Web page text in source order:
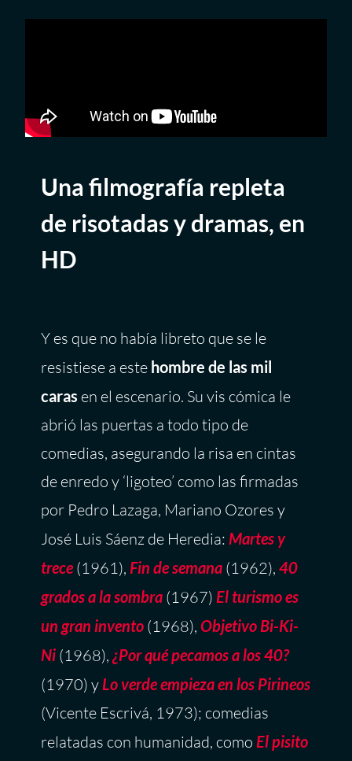
Una filmografía repleta
de risotadas y dramas, en
HD
Y es que no había libreto que se le
resistiese a este hombre de las mil
carasen el escenario. Su vis cómica le
abrió las puertas a todo tipo de
comedias, asegurando la risa en cintas
de enredo y ‘ligoteo’ como las firmadas
por Pedro Lazaga, Mariano Ozores y
José Luis Sáenz de Heredia:Martes y
trece(1961),Fin de semana (1962),40
grados a la sombra (1967)El turismo es
un gran invento (1968),Objetivo Bi-Ki-
Ni (1968),¿Por qué pecamos a los 40?
(1970) yLo verde empieza en los Pirineos
(Vicente Escrivá, 1973); comedias
relatadas con humanidad, comoEl pisito